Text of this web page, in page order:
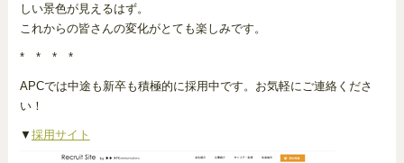
しい景色が見えるはず。
これからの皆さんの変化がとても楽しみです。
* * * *
APCでは中途も新卒も積極的に採用中です。お気軽にご連絡くださ
い！
▼ 採用サイト